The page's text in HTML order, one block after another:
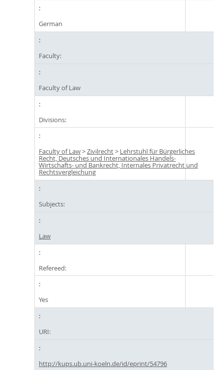
German
Faculty:
Faculty of Law
Divisions:
Faculty of Law>Zivilrecht> Lehrstuhl für Bürgerliches
Recht, Deutsches und Internationales Handels-
Wirtschafts- und Bankrecht, Internales Privatrecht und
Rechtsvergleichung
Subjects:
Law
Refereed:
Yes
URI:
http://kups.ub.uni-koeln.de/id/eprint/54796